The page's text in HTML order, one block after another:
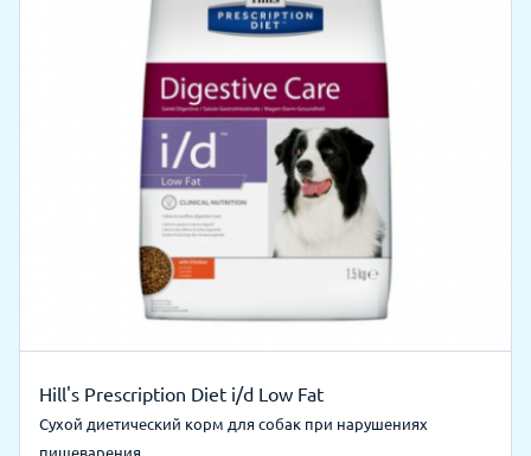
Hill's Prescription Diet i/d Low Fat
Сухой диетический корм для собак при нарушениях
пищеварения